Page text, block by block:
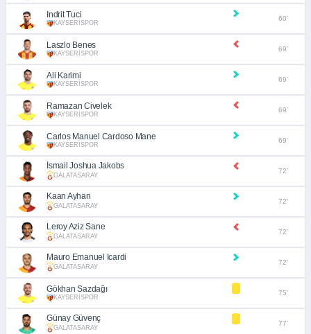
Indrit Tuci
KAYSERİSPOR
60’
Laszlo Benes
KAYSERİSPOR
69’
Ali Karimi
KAYSERİSPOR
69’
Ramazan Civelek
KAYSERİSPOR
69’
Carlos Manuel Cardoso Mane
KAYSERİSPOR
69’
İsmail Joshua Jakobs
GALATASARAY
72’
Kaan Ayhan
GALATASARAY
72’
Leroy Aziz Sane
GALATASARAY
72’
Mauro Emanuel Icardi
GALATASARAY
72’
Gökhan Sazdağı
KAYSERİSPOR
75’
Günay Güvenç
GALATASARAY
77’